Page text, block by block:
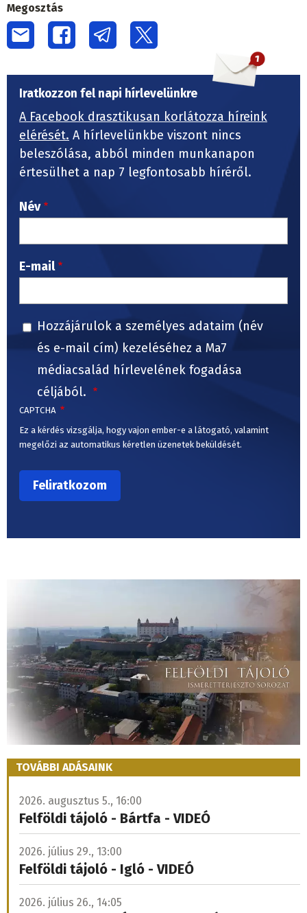
Megosztás
Iratkozzon fel napi hírlevelünkre
A Facebook drasztikusan korlátozza híreink
elérését. A hírlevelünkbe viszont nincs
beleszólása, abból minden munkanapon
értesülhet a nap 7 legfontosabb híréről.
Név
E-mail
Hozzájárulok a személyes adataim (név
és e-mail cím) kezeléséhez a Ma7
médiacsalád hírlevelének fogadása
céljából.
CAPTCHA
Ez a kérdés vizsgálja, hogy vajon ember-e a látogató, valamint
megelőzi az automatikus kéretlen üzenetek beküldését.
TOVÁBBI ADÁSAINK
2026. augusztus 5., 16:00
Felföldi tájoló - Bártfa - VIDEÓ
2026. július 29., 13:00
Felföldi tájoló - Igló - VIDEÓ
2026. július 26., 14:05